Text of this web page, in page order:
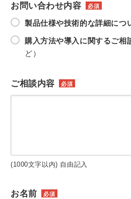
お問い合わせ内容 必須
製品仕様や技術的な詳細につ
購入方法や導入に関するご相
ど）
ご相談内容 必須
(1000文字以内) 自由記入
お名前 必須